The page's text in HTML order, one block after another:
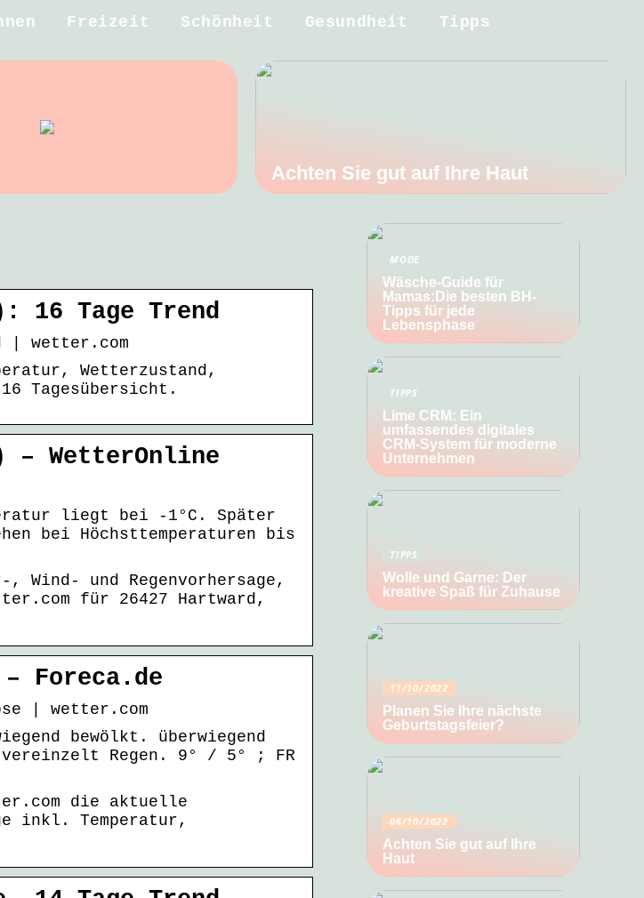
Freizeit Schönheit Gesundheit Tipps
Achten Sie gut auf Ihre Haut
16 Tage Trend
| wetter.com
Wetterzustand,
Tagesübersicht.
– WetterOnline
liegt bei -1°C. Später
bei Höchsttemperaturen bis
Wind- und Regenvorhersage,
für 26427 Hartward,
Foreca.de
| wetter.com
bewölkt. überwiegend
Regen. 9° / 5° ; FR
die aktuelle
inkl. Temperatur,
MODE
Wäsche-Guide für
Mamas:Die besten BH-
Tipps für jede
Lebensphase
TIPPS
Lime CRM: Ein
umfassendes digitales
CRM-System für moderne
Unternehmen
TIPPS
Wolle und Garne: Der
kreative Spaß für Zuhause
11/10/2022
Planen Sie Ihre nächste
Geburtstagsfeier?
06/10/2022
Achten Sie gut auf Ihre
Haut